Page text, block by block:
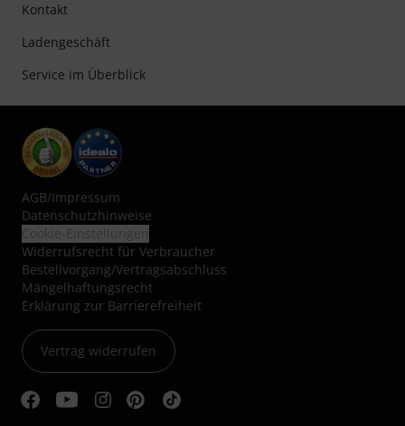
Kontakt
Ladengeschäft
Service im Überblick
AGB/Impressum
Datenschutzhinweise
Widerrufsrecht für Verbraucher
Bestellvorgang/Vertragsabschluss
Mängelhaftungsrecht
Erklärung zur Barrierefreiheit
Vertrag widerrufen